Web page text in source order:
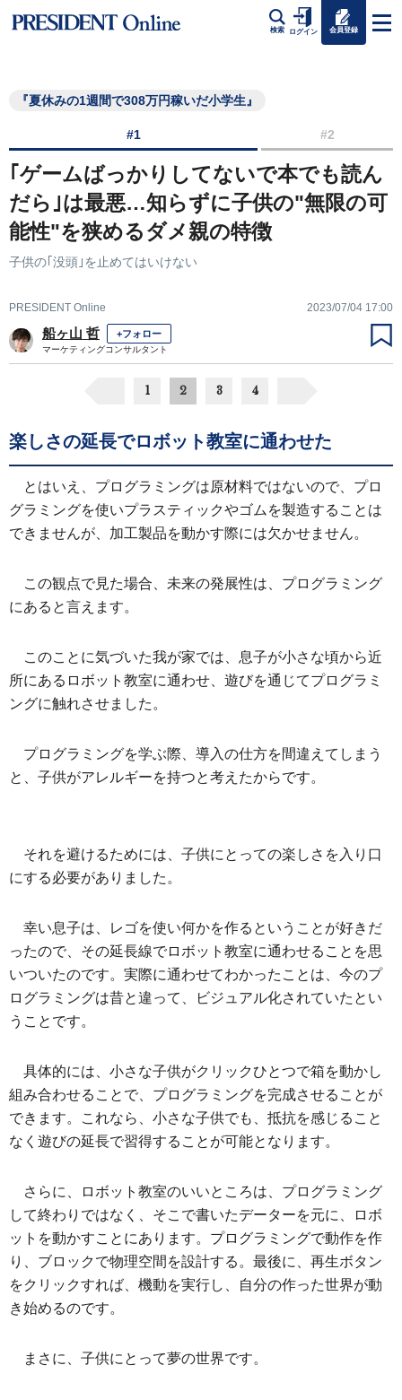
検索 ログイン 会員登録
『夏休みの1週間で308万円稼いだ小学生』
#1 #2
｢ゲームばっかりしてないで本でも読ん
だら｣は最悪…知らずに子供の"無限の可
能性"を狭めるダメ親の特徴
子供の｢没頭｣を止めてはいけない
PRESIDENT Online 2023/07/04 17:00
船ヶ山 哲 +フォロー
マーケティングコンサルタント
1 2 3 4
楽しさの延長でロボット教室に通わせた
とはいえ、プログラミングは原材料ではないので、プロ
グラミングを使いプラスティックやゴムを製造することは
できませんが、加工製品を動かす際には欠かせません。
この観点で見た場合、未来の発展性は、プログラミング
にあると言えます。
このことに気づいた我が家では、息子が小さな頃から近
所にあるロボット教室に通わせ、遊びを通じてプログラミ
ングに触れさせました。
プログラミングを学ぶ際、導入の仕方を間違えてしまう
と、子供がアレルギーを持つと考えたからです。
それを避けるためには、子供にとっての楽しさを入り口
にする必要がありました。
幸い息子は、レゴを使い何かを作るということが好きだ
ったので、その延長線でロボット教室に通わせることを思
いついたのです。実際に通わせてわかったことは、今のプ
ログラミングは昔と違って、ビジュアル化されていたとい
うことです。
具体的には、小さな子供がクリックひとつで箱を動かし
組み合わせることで、プログラミングを完成させることが
できます。これなら、小さな子供でも、抵抗を感じること
なく遊びの延長で習得することが可能となります。
さらに、ロボット教室のいいところは、プログラミング
して終わりではなく、そこで書いたデーターを元に、ロボ
ットを動かすことにあります。プログラミングで動作を作
り、ブロックで物理空間を設計する。最後に、再生ボタン
をクリックすれば、機動を実行し、自分の作った世界が動
き始めるのです。
まさに、子供にとって夢の世界です。